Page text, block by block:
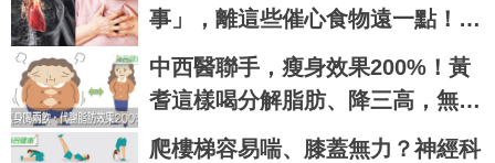
事」，離這些催心食物遠一點！一
秒學會「護心大法」｜每日健康 H
ealth
中西醫聯手，瘦身效果200%！黃
耆這樣喝分解脂肪、降三高，無病
一身輕｜每日健康 Health
爬樓梯容易喘、膝蓋無力？神經科